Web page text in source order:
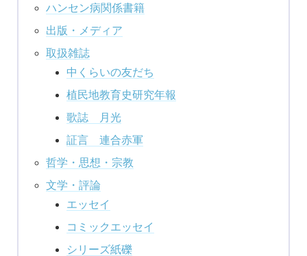
ハンセン病関係書籍
出版・メディア
取扱雑誌
中くらいの友だち
植民地教育史研究年報
歌誌 月光
証言 連合赤軍
哲学・思想・宗教
文学・評論
エッセイ
コミックエッセイ
シリーズ紙礫